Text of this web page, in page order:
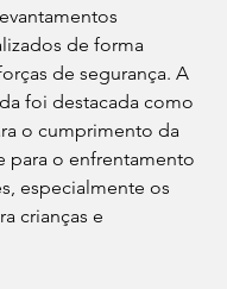
de forma
de segurança. A
foi destacada como
o cumprimento da
para o enfrentamento
especialmente os
crianças e